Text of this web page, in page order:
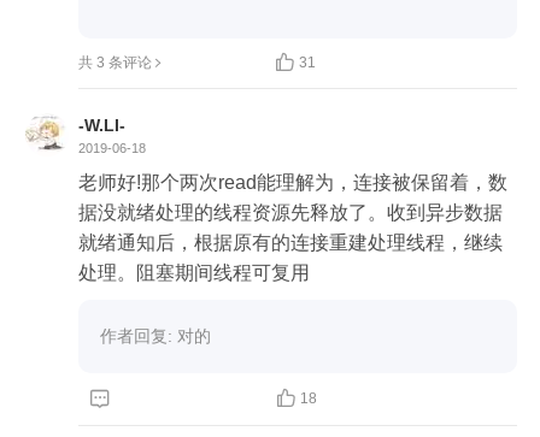
共 3 条评论  31
-W.LI-
2019-06-18
老师好!那个两次read能理解为，连接被保留着，数
据没就绪处理的线程资源先释放了。收到异步数据
就绪通知后，根据原有的连接重建处理线程，继续
处理。阻塞期间线程可复用
作者回复: 对的
  18